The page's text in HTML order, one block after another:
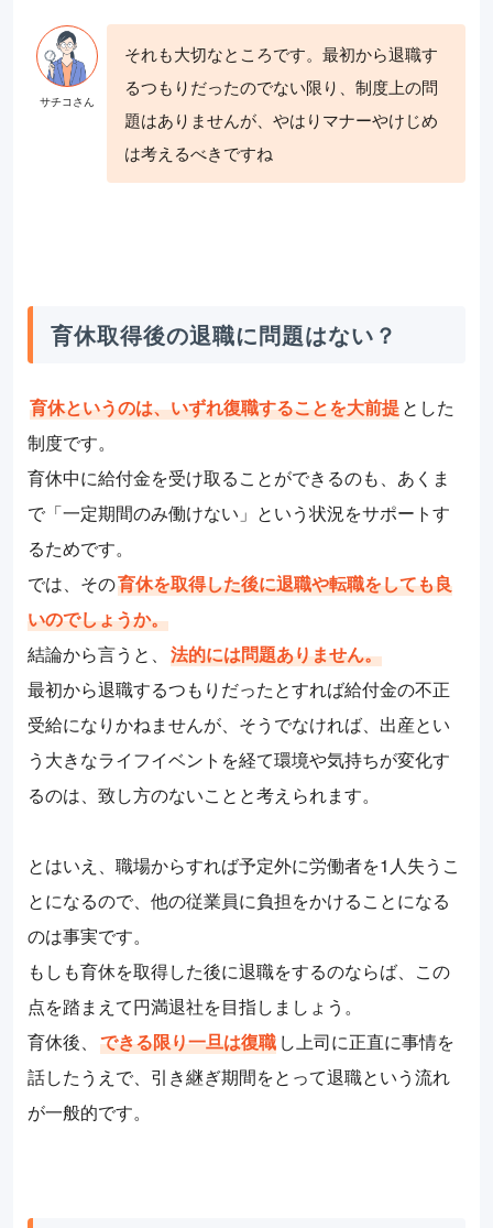
それも大切なところです。最初から退職す
るつもりだったのでない限り、制度上の問
題はありませんが、やはりマナーやけじめ
は考えるべきですね
育休取得後の退職に問題はない？
育休というのは、いずれ復職することを大前提とした
制度です。
育休中に給付金を受け取ることができるのも、あくま
で「一定期間のみ働けない」という状況をサポートす
るためです。
では、その育休を取得した後に退職や転職をしても良
いのでしょうか。
結論から言うと、 法的には問題ありません。
最初から退職するつもりだったとすれば給付金の不正
受給になりかねませんが、そうでなければ、出産とい
う大きなライフイベントを経て環境や気持ちが変化す
るのは、致し方のないことと考えられます。
とはいえ、職場からすれば予定外に労働者を1人失うこ
とになるので、他の従業員に負担をかけることになる
のは事実です。
もしも育休を取得した後に退職をするのならば、この
点を踏まえて円満退社を目指しましょう。
育休後、 できる限り一旦は復職 し上司に正直に事情を
話したうえで、引き継ぎ期間をとって退職という流れ
が一般的です。